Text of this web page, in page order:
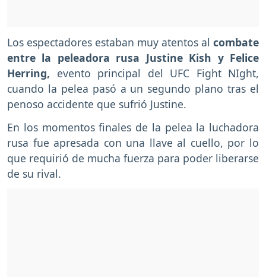
Los espectadores estaban muy atentos al combate
entre la peleadora rusa Justine Kish y Felice
Herring, evento principal del UFC Fight NIght,
cuando la pelea pasó a un segundo plano tras el
penoso accidente que sufrió Justine.
En los momentos finales de la pelea la luchadora
rusa fue apresada con una llave al cuello, por lo
que requirió de mucha fuerza para poder liberarse
de su rival.